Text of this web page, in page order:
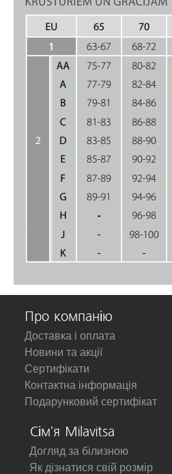
Про компанію
Доставка і оплата
Новини та акції
Сертифікати
Контактна інформація
Подарунковий сертифікат
Сім'я Milavitsa
Догляд за білизною
Як дізнатися свій розмір